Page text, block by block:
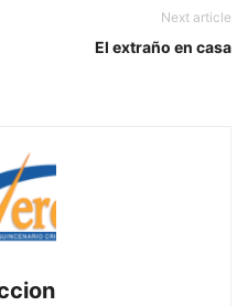
Next article
El extraño en casa